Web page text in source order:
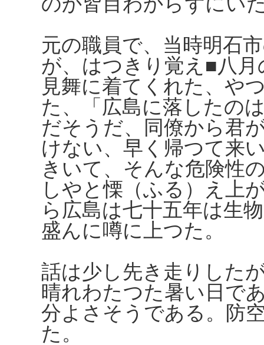
元の職員で、当時明石
が、はつきり覚え■八
見舞に着てくれた、や
た、「広島に落したの
だそうだ、同僚から君
けない、早く帰つて来
きいて、そんな危険性
しやと慄（ふる）え上
ら広島は七十五年は生
盛んに噂に上つた。
話は少し先き走りした
晴れわたつた暑い日で
分よさそうである。防
た。